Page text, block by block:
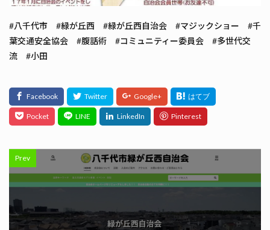
#八千代市 #緑が丘西 #緑が丘西自治会 #マジックショー #千
葉交通安全協会 #腹話術 #コミュニティー委員会 #多世代交
流 #小田
Prev